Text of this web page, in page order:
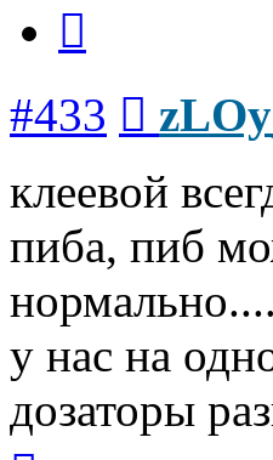
#433
клеевой
пиба, пиб
нормально....
у нас на
дозаторы